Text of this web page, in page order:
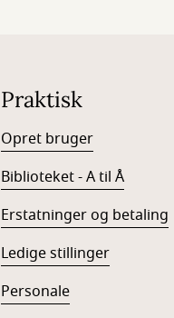
Praktisk
Opret bruger
Biblioteket - A til Å
Erstatninger og betaling
Ledige stillinger
Personale